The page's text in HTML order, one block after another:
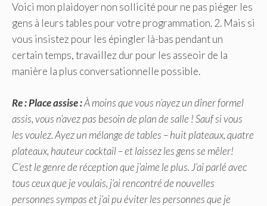
Voici mon plaidoyer non sollicité pour ne pas piéger les
gens à leurs tables pour votre programmation. 2. Mais si
vous insistez pour les épingler là-bas pendant un
certain temps, travaillez dur pour les asseoir de la
manière la plus conversationnelle possible.
Re : Place assise :À moins que vous n’ayez un dîner formel
assis, vous n’avez pas besoin de plan de salle ! Sauf si vous
les voulez. Ayez un mélange de tables – huit plateaux, quatre
plateaux, hauteur cocktail – et laissez les gens se mêler!
C’est le genre de réception que j’aime le plus. J’ai parlé avec
tous ceux que je voulais, j’ai rencontré de nouvelles
personnes sympas et j’ai pu éviter les personnes que je